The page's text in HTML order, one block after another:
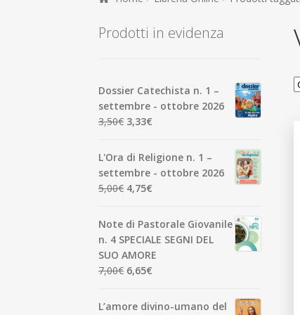
Prodotti in evidenza
Dossier Catechista n. 1 –
settembre - ottobre 2026
3,50€ Il
originale
era:
3,50€.
3,33€
attuale
è:
L'Ora di Religione n. 1 –
settembre - ottobre 2026
5,00€ Il
originale
era:
5,00€.
4,75€
attuale
è:
4,75€.
Note di Pastorale Giovanile
n. 4 SPECIALE SEGNI DEL
SUO AMORE
7,00€ Il
originale
6,65€
attuale
L’amore divino-umano del